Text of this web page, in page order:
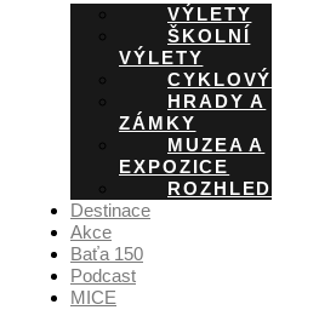
VÝLETY
ŠKOLNÍ
VÝLETY
CYKLOVÝLETY
HRADY A
ZÁMKY
MUZEA A
EXPOZICE
ROZHLEDNY
Destinace
Akce
Baťa 150
Podcast
MICE